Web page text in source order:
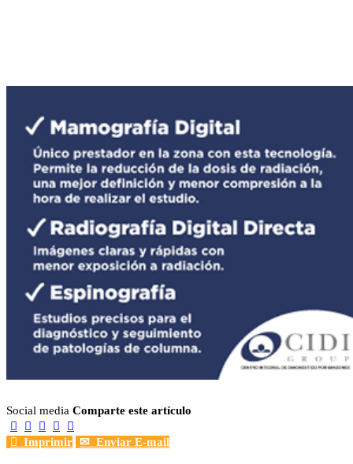
Social media Comparte este artículo

  


Imprimir ✉ Enviar E-mail